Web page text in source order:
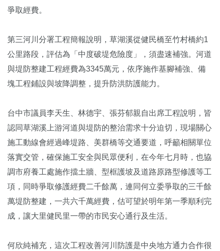
爭取經費。
第三河川分署工程簡報說明，草湖溪從健民橋至竹村橋約1
公里路段，評估為「中度破堤危險度」，須盡速補強。河道
與堤防整建工程經費為3345萬元，依序施作基腳補強、備
塊工程鋪設與坡降調整，提升防洪防護能力。
台中市議員李天生、林德宇、張芬郁親自出席工程說明，皆
認同草湖溪上游河道與堤防的整治需求十分迫切，現場關心
施工動線會經過峰堤路、美群橋等交通要道，呼籲相關單位
落實交管，確保施工安全與民眾便利，在今年七月時，也協
調市府養工處施作擋土牆、型框護坡及道路原路型修護等工
項，同時爭取修護經費二千餘萬，連同何立委爭取的三千餘
萬堤防整建，一共六千萬經費，估可望於明年第一季順利完
成，讓大里健民里一帶的市民安心通行及生活。
何欣純補充，這次工程改善河川防護是中央地方通力合作很